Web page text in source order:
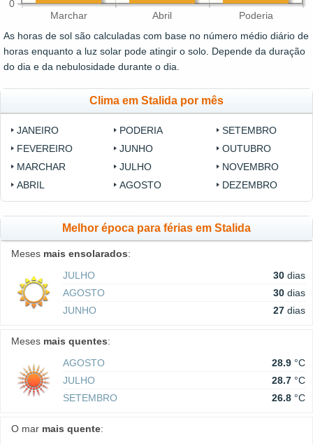
Marchar Abril Poderia
0
As horas de sol são calculadas com base no número médio diário de
horas enquanto a luz solar pode atingir o solo. Depende da duração
do dia e da nebulosidade durante o dia.
Clima em Stalida por mês
JANEIRO
FEVEREIRO
MARCHAR
ABRIL
PODERIA
JUNHO
JULHO
AGOSTO
SETEMBRO
OUTUBRO
NOVEMBRO
DEZEMBRO
Melhor época para férias em Stalida
Meses mais ensolarados:
JULHO
30 dias
AGOSTO
30 dias
JUNHO
27 dias
Meses mais quentes:
AGOSTO
28.9 °C
JULHO
28.7 °C
SETEMBRO
26.8 °C
O mar mais quente: